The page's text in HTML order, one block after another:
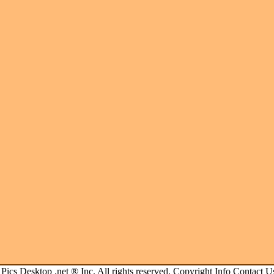
Pics Desktop .net ® Inc. All rights reserved. Copyright Info Contact